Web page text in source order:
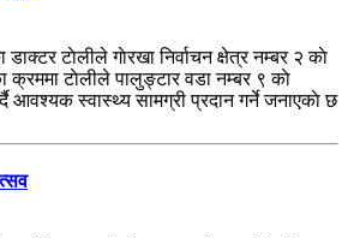
टाेलीले गाेरखा निर्वाचन क्षेत्र नम्बर २ काे
टाेलीले पालुङ्टार वडा नम्बर ९ काे
आवश्यक स्वास्थ्य सामग्री प्रदान गर्ने जनाएकाे छ